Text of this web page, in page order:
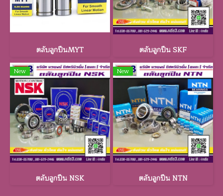
ตลับลูกปืนMYT ตลับลูกปืน SKF
New
ตลับลูกปืน NSK
New
ตลับลูกปืน NTN